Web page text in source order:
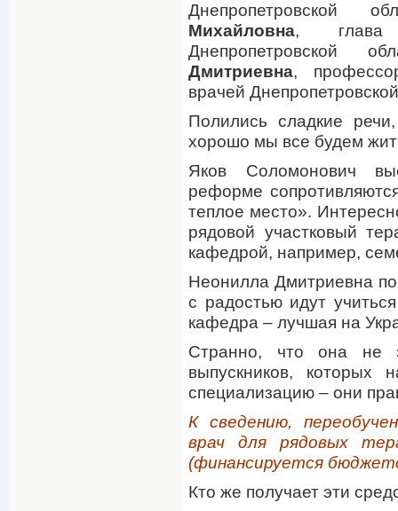
Днепропетровской
Михайловна, глава
Днепропетровской
Дмитриевна,
врачей
Полились сладкие
хорошо мы все будем
Яков Соломонович
реформе
теплое место».
рядовой участковый
кафедрой, например,
Неонилла Дмитриевна
с радостью идут
кафедра – лучшая на
Странно, что она не
выпускников, которых
специализацию – они
К сведению,
врач для рядовых
(финансируется
Кто же получает эти